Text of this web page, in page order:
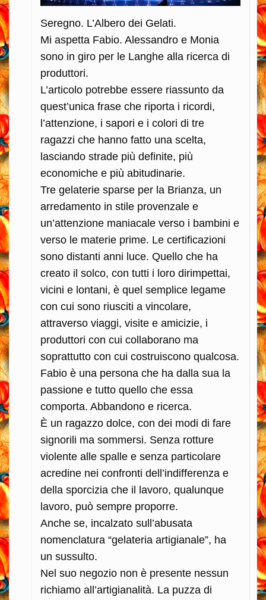
Seregno. L’Albero dei Gelati.
Mi aspetta Fabio. Alessandro e Monia
sono in giro per le Langhe alla ricerca di
produttori.
L’articolo potrebbe essere riassunto da
quest’unica frase che riporta i ricordi,
l’attenzione, i sapori e i colori di tre
ragazzi che hanno fatto una scelta,
lasciando strade più definite, più
economiche e più abitudinarie.
Tre gelaterie sparse per la Brianza, un
arredamento in stile provenzale e
un’attenzione maniacale verso i bambini e
verso le materie prime. Le certificazioni
sono distanti anni luce. Quello che ha
creato il solco, con tutti i loro dirimpettai,
vicini e lontani, è quel semplice legame
con cui sono riusciti a vincolare,
attraverso viaggi, visite e amicizie, i
produttori con cui collaborano ma
soprattutto con cui costruiscono qualcosa.
Fabio è una persona che ha dalla sua la
passione e tutto quello che essa
comporta. Abbandono e ricerca.
È un ragazzo dolce, con dei modi di fare
signorili ma sommersi. Senza rotture
violente alle spalle e senza particolare
acredine nei confronti dell’indifferenza e
della sporcizia che il lavoro, qualunque
lavoro, può sempre proporre.
Anche se, incalzato sull’abusata
nomenclatura “gelateria artigianale”, ha
un sussulto.
Nel suo negozio non è presente nessun
richiamo all’artigianalità. La puzza di